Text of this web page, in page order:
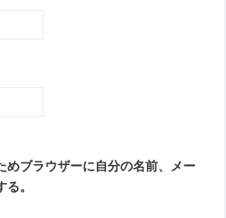
めブラウザーに自分の名前、メー
。